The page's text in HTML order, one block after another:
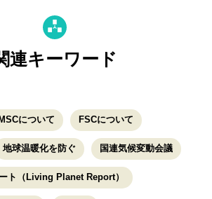
連キーワード
MSCについて FSCについて
地球温暖化を防ぐ 国連気候変動会議
ト（Living Planet Report）